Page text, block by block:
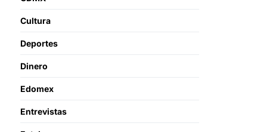
Cultura
Deportes
Dinero
Edomex
Entrevistas